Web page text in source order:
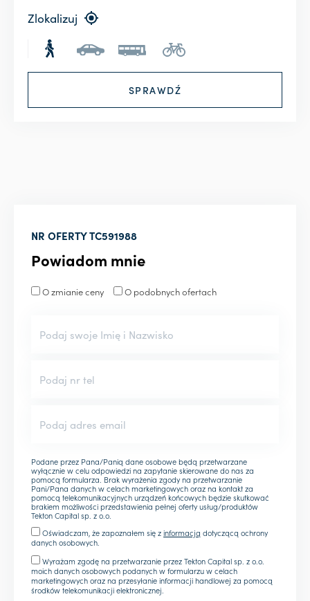
Zlokalizuj
NR OFERTYTC591988
Powiadom mnie
O zmianie ceny O podobnych ofertach
Podane przez Pana/Panią dane osobowe będą przetwarzane
wyłącznie w celu odpowiedzi na zapytanie skierowane do nas za
pomocą formularza. Brak wyrażenia zgody na przetwarzanie
Pani/Pana danych w celach marketingowych oraz na kontakt za
pomocą telekomunikacyjnych urządzeń końcowych będzie skutkować
brakiem możliwości przedstawienia pełnej oferty usług/produktów
Tekton Capital sp. z o.o.
Oświadczam, że zapoznałem się zinformacją dotyczącą ochrony
danych osobowych.
Wyrażam zgodę na przetwarzanie przez Tekton Capital sp. z o.o.
moich danych osobowych podanych w formularzu w celach
marketingowych oraz na przesyłanie informacji handlowej za pomocą
środków telekomunikacji elektronicznej.